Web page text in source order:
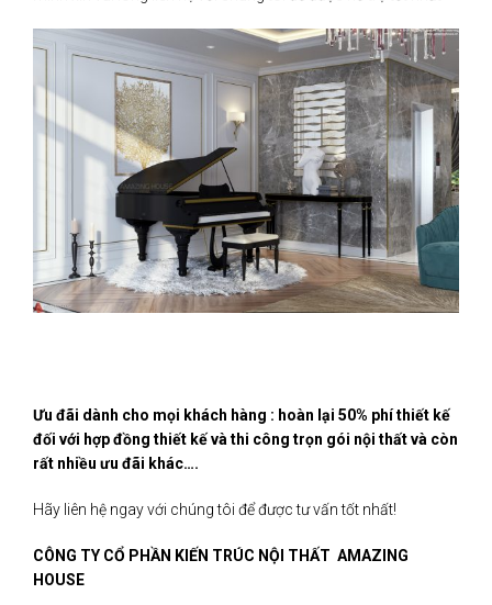
Ưu đãi dành cho mọi khách hàng : hoàn lại 50% phí thiết kế
đối với hợp đồng thiết kế và thi công trọn gói nội thất và còn
rất nhiều ưu đãi khác….
Hãy liên hệ ngay với chúng tôi để được tư vấn tốt nhất!
CÔNG TY CỔ PHẦN KIẾN TRÚC NỘI THẤT AMAZING
HOUSE